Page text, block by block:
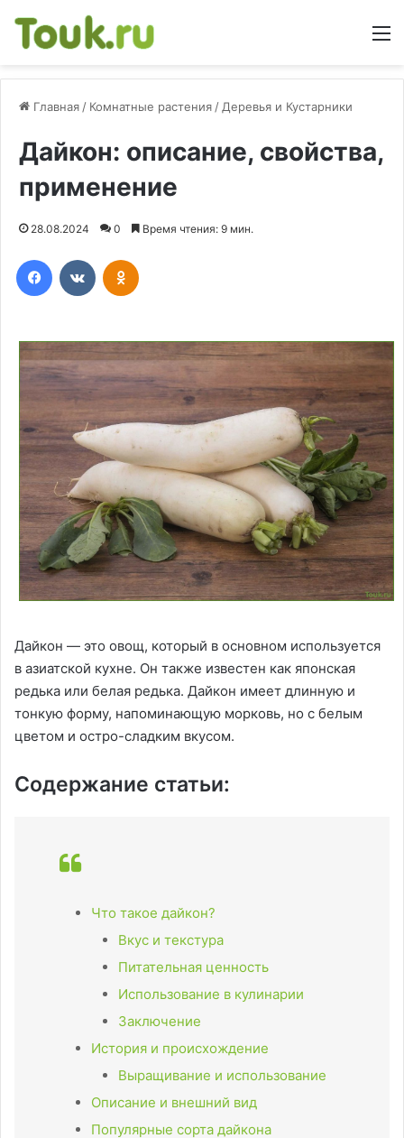
Главная / Комнатные растения / Деревья и Кустарники
Дайкон: описание, свойства,
применение
28.08.2024 0 Время чтения: 9 мин.
Дайкон — это овощ, который в основном используется
в азиатской кухне. Он также известен как японская
редька или белая редька. Дайкон имеет длинную и
тонкую форму, напоминающую морковь, но с белым
цветом и остро-сладким вкусом.
Содержание статьи:
Что такое дайкон?
Вкус и текстура
Питательная ценность
Использование в кулинарии
Заключение
История и происхождение
Выращивание и использование
Описание и внешний вид
Популярные сорта дайкона